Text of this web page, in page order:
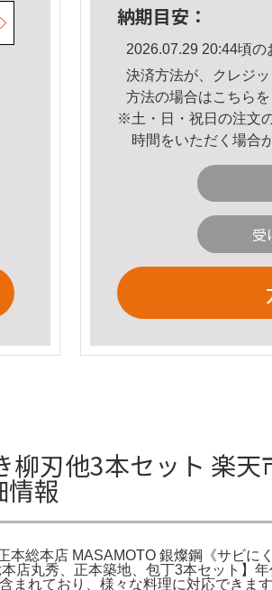
納期目安：
2026.07.29 20:44頃
決済方法が、クレジ
方法の場合はこちら
※土・日・祝日の注文
時間をいただく場合
受
他3本セット 楽天
情報
総本店 MASAMOTO 銀燦鋼《サビに
店丸秀、正本築地、包丁3本セット】
含まれており、様々な料理に対応で